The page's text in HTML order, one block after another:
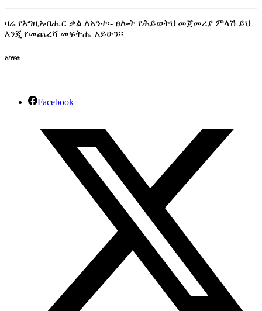
ዛሬ የእግዚአብሔር ቃል ለአንተ፡- ፀሎት የሕይወትህ መጀመሪያ ምላሽ ይህ
እንጂ የመጨረሻ መፍትሔ አይሁን፡፡
አካፍሉ
Facebook